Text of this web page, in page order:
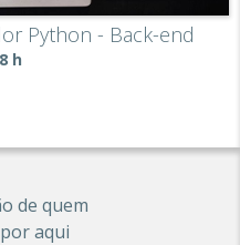
Python - Back-end
h
de quem
aqui